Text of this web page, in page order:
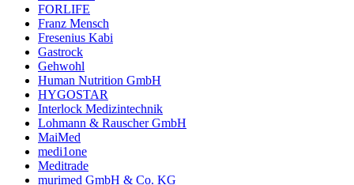
FORLIFE
Franz Mensch
Fresenius Kabi
Gastrock
Gehwohl
Human Nutrition GmbH
HYGOSTAR
Interlock Medizintechnik
Lohmann & Rauscher GmbH
MaiMed
medi1one
Meditrade
murimed GmbH & Co. KG